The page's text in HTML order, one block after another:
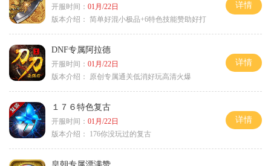
开服时间： 01月/22日
版本介绍： 简单好混小极品+6特色技能赞助好打
详情
DNF专属阿拉德
开服时间： 01月/22日
版本介绍：
原创专属通关低消好玩高清火爆
详情
１７６特色复古
开服时间： 01月/22日
版本介绍：
176你没玩过的复古
详情